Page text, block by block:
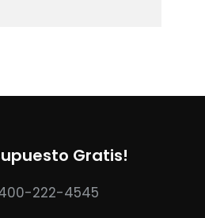
Gratis!
222-4545